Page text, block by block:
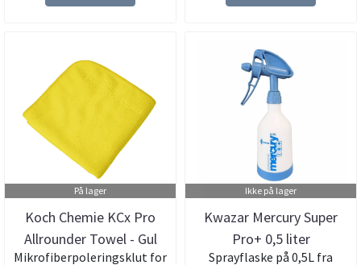
På lager
Koch Chemie KCx Pro
Allrounder Towel - Gul
Mikrofiberpoleringsklut for
Ikke på lager
Kwazar Mercury Super
Pro+ 0,5 liter
Sprayflaske på 0,5L fra